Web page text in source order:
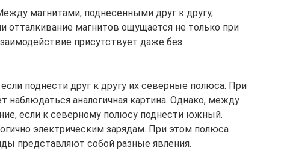
магнитами, поднесенными друг к другу,
отталкивание магнитов ощущается не только при
присутствует даже без
поднести друг к другу их северные полюса. При
аналогичная картина. Однако, между
если к северному полюсу поднести южный.
электрическим зарядам. При этом полюса
представляют собой разные явления.